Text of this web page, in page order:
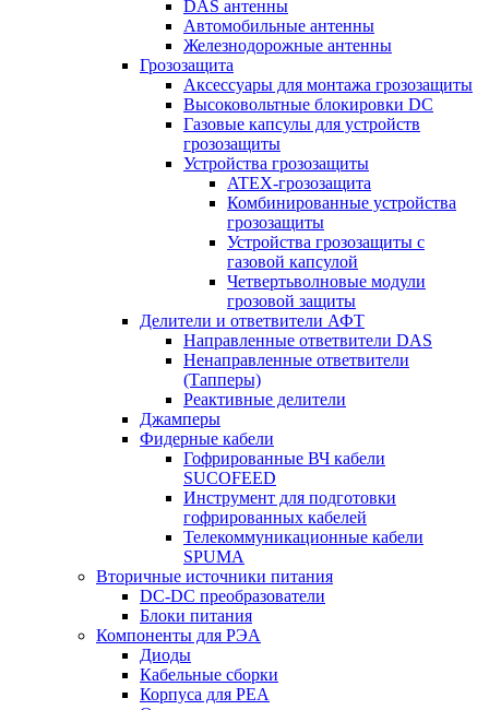
DAS антенны
Автомобильные антенны
Железнодорожные антенны
Грозозащита
Аксессуары для монтажа грозозащиты
Высоковольтные блокировки DC
Газовые капсулы для устройств
грозозащиты
Устройства грозозащиты
ATEX-грозозащита
Комбинированные устройства
грозозащиты
Устройства грозозащиты с
газовой капсулой
Четвертьволновые модули
грозовой защиты
Делители и ответвители АФТ
Направленные ответвители DAS
Ненаправленные ответвители
(Тапперы)
Реактивные делители
Джамперы
Фидерные кабели
Гофрированные ВЧ кабели
SUCOFEED
Инструмент для подготовки
гофрированных кабелей
Телекоммуникационные кабели
SPUMA
Вторичные источники питания
DC-DC преобразователи
Блоки питания
Компоненты для РЭА
Диоды
Кабельные сборки
Корпуса для РЕА